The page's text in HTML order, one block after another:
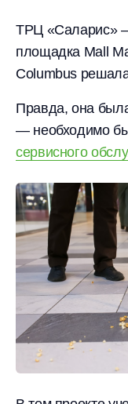
ТРЦ «Саларис»
площадка Mall
Columbus
Правда, она
— необходимо
сервисного